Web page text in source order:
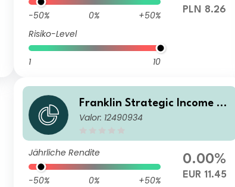
-50% 0%
+50%
Risiko-Level
1 10
PLN 8.26
Franklin Strategic Income Fu
nd A(acc)EUR-H1
Valor: 12490934
Jährliche Rendite
-50% 0%
+50%
0.00%
EUR 11.45